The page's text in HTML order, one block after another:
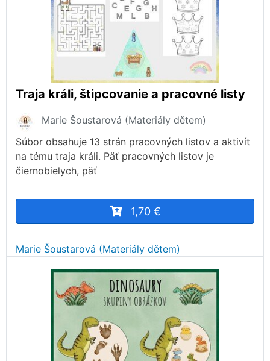
Traja králi, štipcovanie a pracovné listy
Marie Šoustarová (Materiály dětem)
Súbor obsahuje 13 strán pracovných listov a aktivít
na tému traja králi. Päť pracovných listov je
čiernobielych, päť
1,70 €
Marie Šoustarová (Materiály dětem)